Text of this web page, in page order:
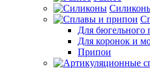
Для бюгельного
Для коронок и
Припои